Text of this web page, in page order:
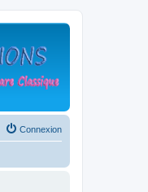
Connexion